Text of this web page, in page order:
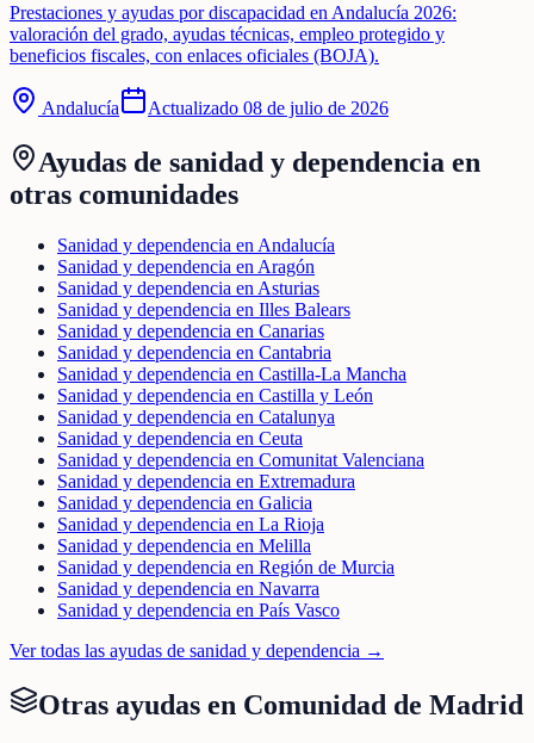
Prestaciones y ayudas por discapacidad en Andalucía 2026:
valoración del grado, ayudas técnicas, empleo protegido y
beneficios fiscales, con enlaces oficiales (BOJA).
Andalucía Actualizado 08 de julio de 2026
Ayudas de sanidad y dependencia en
otras comunidades
Sanidad y dependencia en Andalucía
Sanidad y dependencia en Aragón
Sanidad y dependencia en Asturias
Sanidad y dependencia en Illes Balears
Sanidad y dependencia en Canarias
Sanidad y dependencia en Cantabria
Sanidad y dependencia en Castilla-La Mancha
Sanidad y dependencia en Castilla y León
Sanidad y dependencia en Catalunya
Sanidad y dependencia en Ceuta
Sanidad y dependencia en Comunitat Valenciana
Sanidad y dependencia en Extremadura
Sanidad y dependencia en Galicia
Sanidad y dependencia en La Rioja
Sanidad y dependencia en Melilla
Sanidad y dependencia en Región de Murcia
Sanidad y dependencia en Navarra
Sanidad y dependencia en País Vasco
Ver todas las ayudas de sanidad y dependencia →
Otras ayudas en Comunidad de Madrid